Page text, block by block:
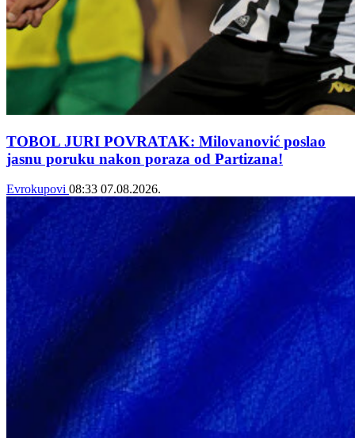
TOBOL JURI POVRATAK: Milovanović poslao
jasnu poruku nakon poraza od Partizana!
Evrokupovi 08:33 07.08.2026.